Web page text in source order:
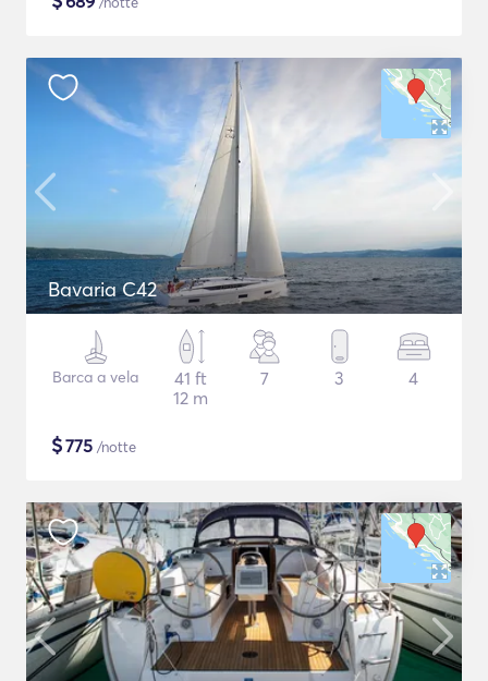
Bavaria C42
Barca a vela
41 ft
12 m
7 3 4
$775 /notte